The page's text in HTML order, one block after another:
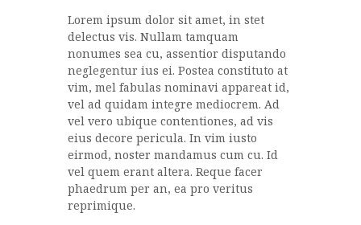
Lorem ipsum dolor sit amet, in stet
delectus vis. Nullam tamquam
nonumes sea cu, assentior disputando
neglegentur ius ei. Postea constituto at
vim, mel fabulas nominavi appareat id,
vel ad quidam integre mediocrem. Ad
vel vero ubique contentiones, ad vis
eius decore pericula. In vim iusto
eirmod, noster mandamus cum cu. Id
vel quem erant altera. Reque facer
phaedrum per an, ea pro veritus
reprimique.